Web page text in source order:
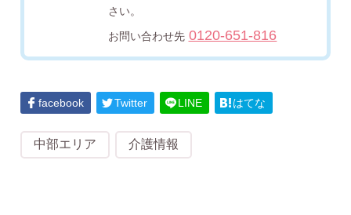
さい。
お問い合わせ先 0120-651-816
facebook Twitter LINE はてな
中部エリア 介護情報